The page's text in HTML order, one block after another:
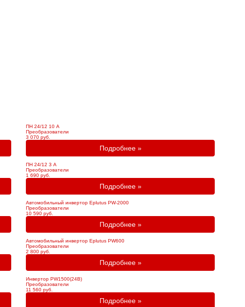
ПН 24/12 10 А
Преобразователи
3 070 руб.
Подробнее »
ПН 24/12 3 А
Преобразователи
1 690 руб.
Подробнее »
Автомобильный инвертор Eplutus PW-2000
Преобразователи
10 590 руб.
Подробнее »
Автомобильный инвертор Eplutus PW600
Преобразователи
2 800 руб.
Подробнее »
Инвертор PW1500(24В)
Преобразователи
11 560 руб.
Подробнее »